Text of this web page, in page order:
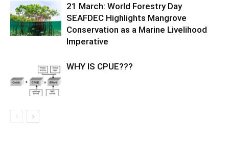
21 March: World Forestry Day
SEAFDEC Highlights Mangrove
Conservation as a Marine Livelihood
Imperative
WHY IS CPUE???